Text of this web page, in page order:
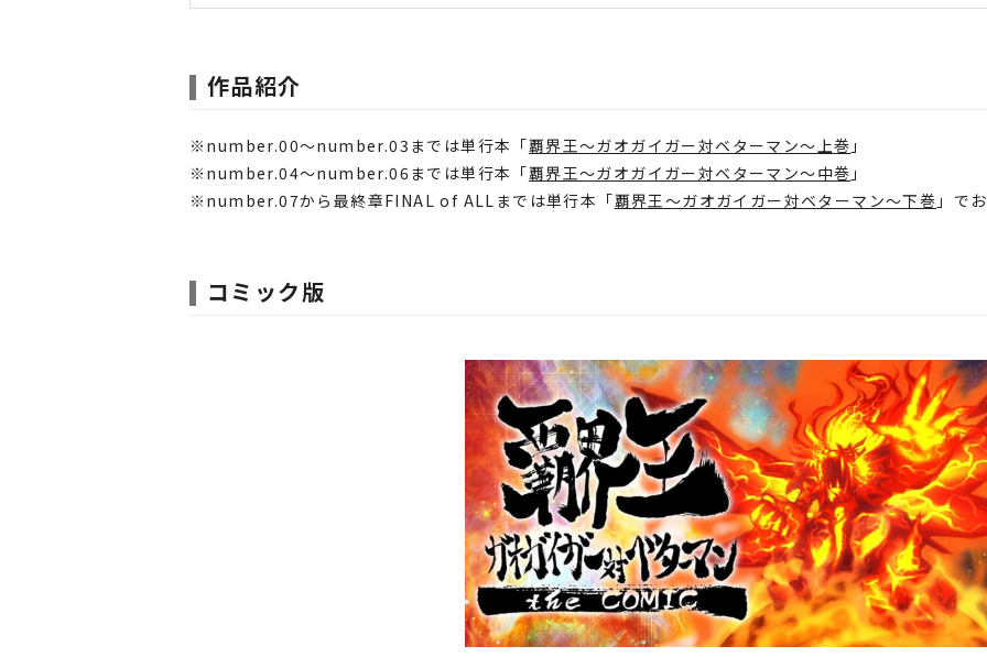
作品紹介
※number.00～number.03までは単行本「覇界王～ガオガイガー対ベターマン～上巻 」
※number.04～number.06までは単行本「覇界王～ガオガイガー対ベターマン～中巻 」
※number.07から最終章FINAL of ALLまでは単行本「覇界王～ガオガイガー対ベターマン～下巻 」で
コミック版